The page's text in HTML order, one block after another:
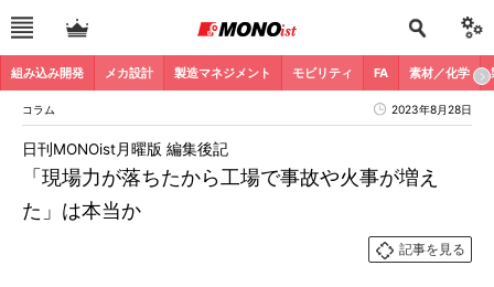
組み込み開発 メカ設計 製造マネジメント モビリティ FA 素材／化学
コラム 2023年8月28日
「現場力が落ちたから工場で事故や火事が増え
た」は本当か
日刊MONOist月曜版 編集後記
記事を見る